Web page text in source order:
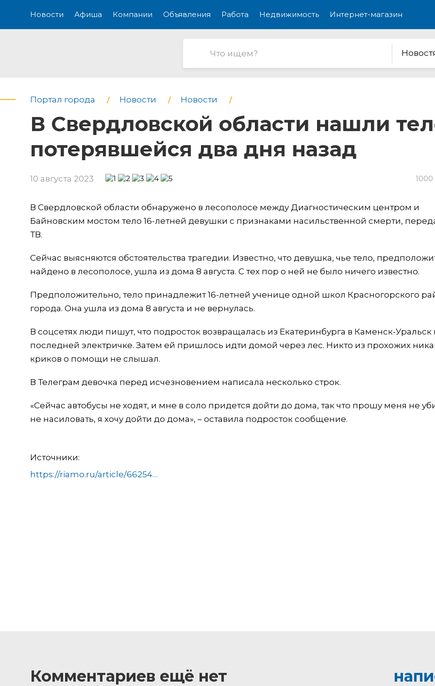
Новости Афиша Компании Объявления Работа Недвижимость Интернет-магазин
Портал города Новости Новости
В Свердловской области нашли
потерявшейся два дня назад
10 августа 2023 1000
В Свердловской области обнаружено в лесополосе между Диагностическим центром и
Байновским мостом тело 16-летней девушки с признаками насильственной смерти,
ТВ.
Сейчас выясняются обстоятельства трагедии. Известно, что девушка, чье тело,
найдено в лесополосе, ушла из дома 8 августа. С тех пор о ней не было ничего известно.
Предположительно, тело принадлежит 16-летней ученице одной школ Красногорского
города. Она ушла из дома 8 августа и не вернулась.
В соцсетях люди пишут, что подросток возвращалась из Екатеринбурга в Каменск-Уральск
последней электричке. Затем ей пришлось идти домой через лес. Никто из прохожих
криков о помощи не слышал.
В Телеграм девочка перед исчезновением написала несколько строк.
«Сейчас автобусы не ходят, и мне в соло придется дойти до дома, так что прошу меня не
не насиловать, я хочу дойти до дома», – оставила подросток сообщение.
Источники:
https://riamo.ru/article/662543/v-sverdlovskoj-oblasti-nashli-telo-shkolnitsy-poteryavshejsya-dva-dnya-nazad
Комментариев ещё нет